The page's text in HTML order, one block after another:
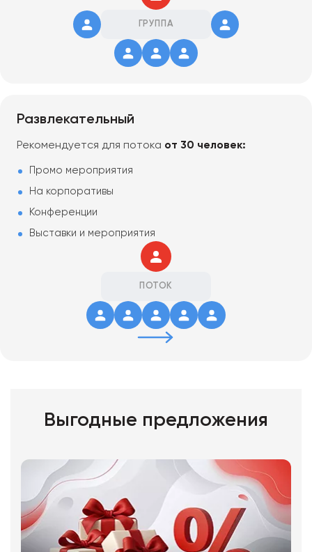
ГРУППА
Развлекательный
Рекомендуется для потока от 30 человек:
Промо мероприятия
На корпоративы
Конференции
Выставки и мероприятия
ПОТОК
Выгодные предложения